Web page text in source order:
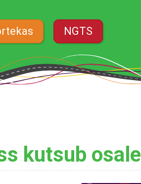
NGTS
kutsub